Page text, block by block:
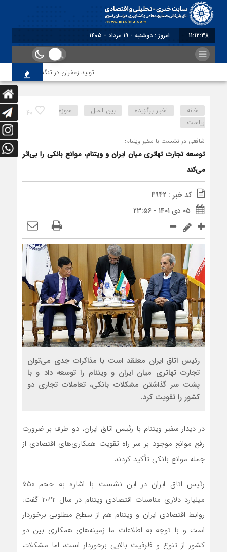
11:12:38 امروز : دوشنبه - ۱۹ مرداد - ۱۴۰۵
تولید زعفران در تنگنای مقررات
40 خانه اخبار برگزیده بین الملل
حوزه
ریاست
شافعی در نشست با سفیر ویتنام:
توسعه تجارت تهاتری میان ایران و ویتنام، موانع بانکی را بی‌اثر
می‌کند
کد خبر : 4942
۰۵ دی ۱۴۰۱ - ۲۳:۵۶
رئیس اتاق ایران معتقد است با مذاکرات جدی می‌توان
تجارت تهاتری میان ایران و ویتنام را توسعه داد و با
پشت سر گذاشتن مشکلات بانکی، تعاملات تجاری دو
کشور را تقویت کرد.
در دیدار سفیر ویتنام با رئیس اتاق ایران، دو طرف بر ضرورت
رفع موانع موجود بر سر راه تقویت همکاری‌های اقتصادی از
جمله موانع بانکی تأکید کردند.
رئیس اتاق ایران در این نشست با اشاره به حجم 550
میلیارد دلاری مناسبات اقتصادی ویتنام در سال 2022 گفت:
روابط اقتصادی ایران و ویتنام هم از سطح مطلوبی برخوردار
است و با توجه به اطلاعات ما زمینه‌های همکاری بین دو
کشور از تنوع و ظرفیت بالایی برخوردار است، اما مشکلات